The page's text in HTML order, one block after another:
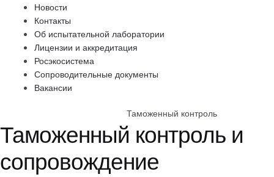
Новости
Контакты
Об испытательной лаборатории
Лицензии и аккредитация
Росэкосистема
Сопроводительные документы
Вакансии
Таможенный контроль
Таможенный контроль и
сопровождение